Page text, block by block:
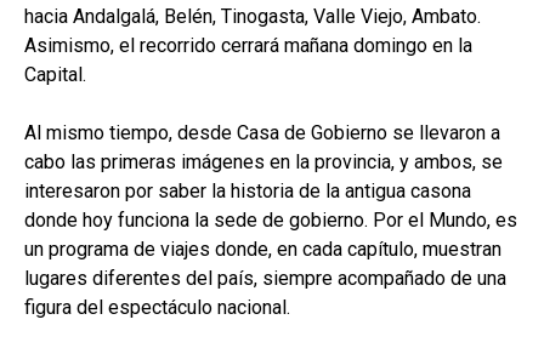
hacia Andalgalá, Belén, Tinogasta, Valle Viejo, Ambato.
Asimismo, el recorrido cerrará mañana domingo en la
Capital.
Al mismo tiempo, desde Casa de Gobierno se llevaron a
cabo las primeras imágenes en la provincia, y ambos, se
interesaron por saber la historia de la antigua casona
donde hoy funciona la sede de gobierno. Por el Mundo, es
un programa de viajes donde, en cada capítulo, muestran
lugares diferentes del país, siempre acompañado de una
figura del espectáculo nacional.